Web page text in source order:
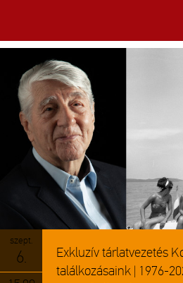
szept.
6.
Exkluzív tárlatvezetés
találkozásaink | 1976-